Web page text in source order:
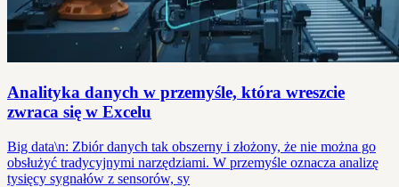
Analityka danych w przemyśle, która wreszcie
zwraca się w Excelu
Big data\n: Zbiór danych tak obszerny i złożony, że nie można go
obsłużyć tradycyjnymi narzędziami. W przemyśle oznacza analizę
tysięcy sygnałów z sensorów, sy